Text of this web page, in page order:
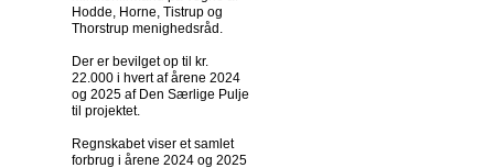
Hodde, Horne, Tistrup og
Thorstrup menighedsråd.
Der er bevilget op til kr.
22.000 i hvert af årene 2024
og 2025 af Den Særlige Pulje
til projektet.
Regnskabet viser et samlet
forbrug i årene 2024 og 2025